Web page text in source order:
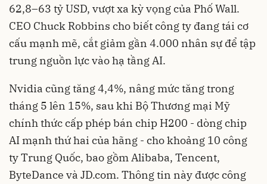
62,8–63 tỷ USD, vượt xa kỳ vọng của Phố Wall.
CEO Chuck Robbins cho biết công ty đang tái cơ
cấu mạnh mẽ, cắt giảm gần 4.000 nhân sự để tập
trung nguồn lực vào hạ tầng AI.
Nvidia cũng tăng 4,4%, nâng mức tăng trong
tháng 5 lên 15%, sau khi Bộ Thương mại Mỹ
chính thức cấp phép bán chip H200 - dòng chip
AI mạnh thứ hai của hãng - cho khoảng 10 công
ty Trung Quốc, bao gồm Alibaba, Tencent,
ByteDance và JD.com. Thông tin này được công